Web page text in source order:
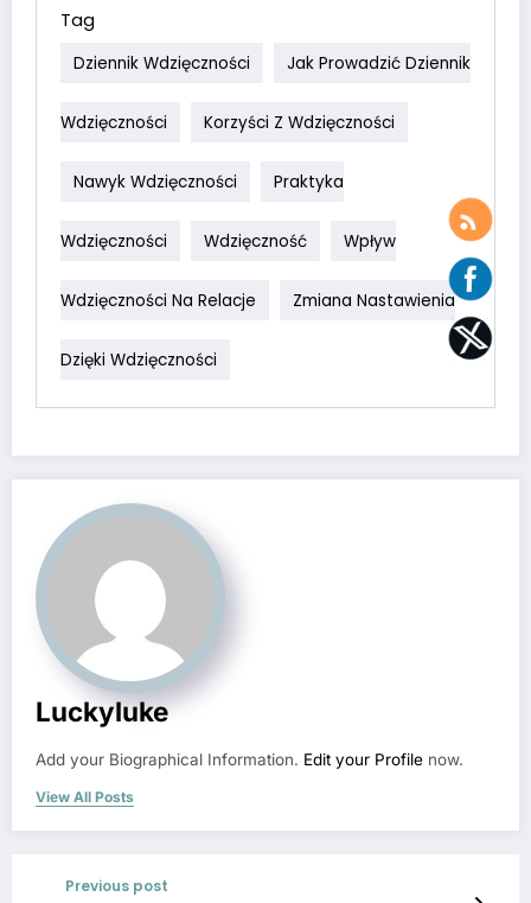
Tag
Dziennik Wdzięczności Jak Prowadzić Dziennik
Wdzięczności Korzyści Z Wdzięczności
Nawyk Wdzięczności Praktyka
Wdzięczności Wdzięczność Wpływ
Wdzięczności Na Relacje Zmiana Nastawienia
Dzięki Wdzięczności
Luckyluke
Add your Biographical Information. Edit your Profile now.
View All Posts
Previous post